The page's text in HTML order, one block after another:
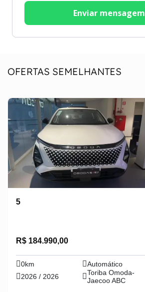
Enviar mensagem
OFERTAS SEMELHANTES
5
R$ 184.990,00
0km
Automático
2026 / 2026
Toriba Omoda-
Jaecoo ABC